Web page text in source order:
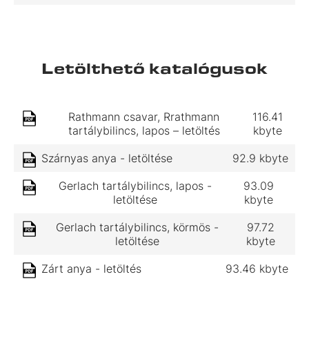
Letölthető katalógusok
Rathmann csavar, Rrathmann
tartálybilincs, lapos – letöltés
116.41
kbyte
Szárnyas anya - letöltése
92.9 kbyte
Gerlach tartálybilincs, lapos -
letöltése
93.09
kbyte
Gerlach tartálybilincs, körmös -
letöltése
97.72
kbyte
Zárt anya - letöltés
93.46 kbyte